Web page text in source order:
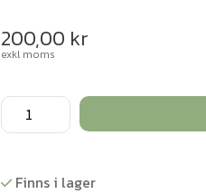
200,00 kr
exkl moms
Cricut
Smart
OnFinns i lager